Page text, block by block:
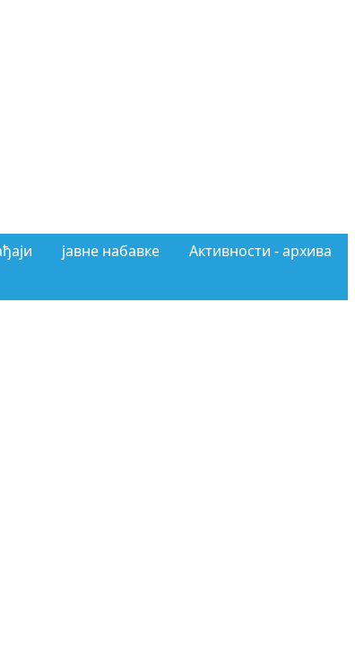
јавне набавке
Активности - архива